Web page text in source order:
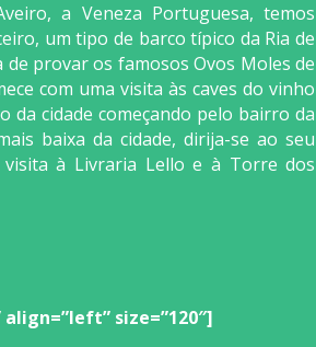
a Veneza Portuguesa, temos
um tipo de barco típico da Ria de
provar os famosos Ovos Moles de
com uma visita às caves do vinho
da cidade começando pelo bairro da
baixa da cidade, dirija-se ao seu
à Livraria Lello e à Torre dos
size=”120″]